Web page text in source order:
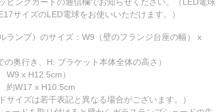
サイズのLED電球をお使いいただけます。）
ランプ）のサイズ：W9（壁のフランジ台座の幅） x
の奥行き、H: ブラケット本体全体の高さ）
W9 x H12.5cm）
約W17 x H10.5cm
サイズは若干表記と異なる場合がございます。）